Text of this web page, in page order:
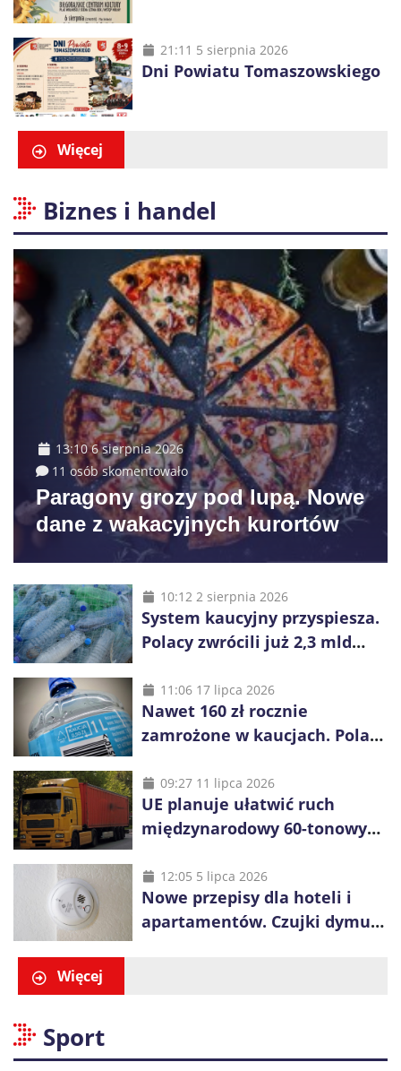
21:11 5 sierpnia 2026
Dni Powiatu Tomaszowskiego
Więcej
Biznes i handel
13:10 6 sierpnia 2026
11 osób skomentowało
Paragony grozy pod lupą. Nowe
dane z wakacyjnych kurortów
10:12 2 sierpnia 2026
System kaucyjny przyspiesza.
Polacy zwrócili już 2,3 mld
11:06 17 lipca 2026
Nawet 160 zł rocznie
zamrożone w kaucjach. Polacy
vouchery
09:27 11 lipca 2026
UE planuje ułatwić ruch
międzynarodowy 60-tonowych
konkurencji
12:05 5 lipca 2026
Nowe przepisy dla hoteli i
apartamentów. Czujki dymu
Więcej
Sport